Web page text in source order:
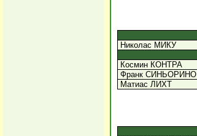
Николас МИКУ
Космин КОНТРА
Франк СИНЬОРИНО
Матиас ЛИХТ